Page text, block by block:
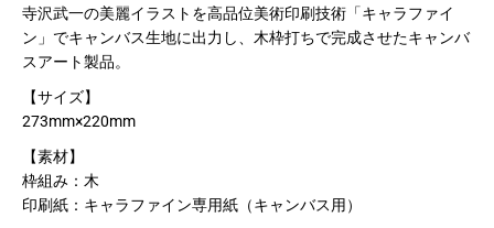
寺沢武一の美麗イラストを高品位美術印刷技術「キャラファイ
ン」でキャンバス生地に出力し、木枠打ちで完成させたキャンバ
スアート製品。
【サイズ】
273mm×220mm
【素材】
枠組み：木
印刷紙：キャラファイン専用紙（キャンバス用）